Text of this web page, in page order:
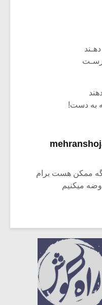
به دست!
ممکن هست برام
میکنیم